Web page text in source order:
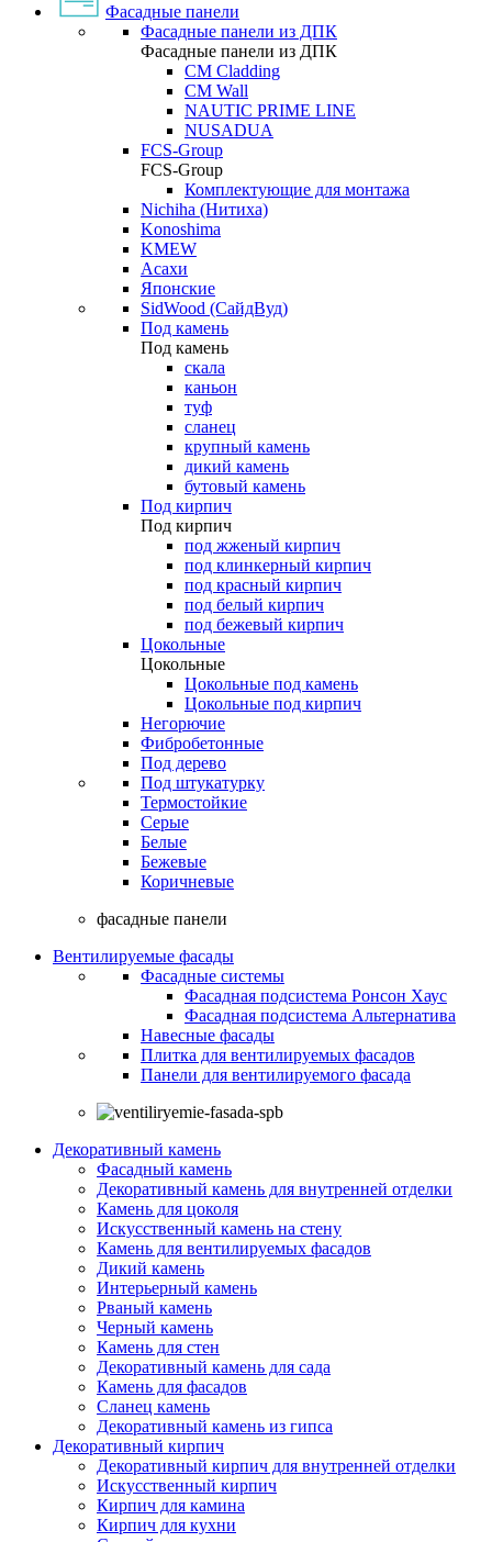
Фасадные панели
Фасадные панели из ДПК
Фасадные панели из ДПК
CM Cladding
CM Wall
NAUTIC PRIME LINE
NUSADUA
FCS-Group
FCS-Group
Комплектующие для монтажа
Nichiha (Нитиха)
Konoshima
KMEW
Асахи
Японские
SidWood (СайдВуд)
Под камень
Под камень
скала
каньон
туф
сланец
крупный камень
дикий камень
бутовый камень
Под кирпич
Под кирпич
под жженый кирпич
под клинкерный кирпич
под красный кирпич
под белый кирпич
под бежевый кирпич
Цокольные
Цокольные
Цокольные под камень
Цокольные под кирпич
Негорючие
Фибробетонные
Под дерево
Под штукатурку
Термостойкие
Серые
Белые
Бежевые
Коричневые
фасадные панели
Вентилируемые фасады
Фасадные системы
Фасадная подсистема Ронсон Хаус
Фасадная подсистема Альтернатива
Навесные фасады
Плитка для вентилируемых фасадов
Панели для вентилируемого фасада
Декоративный камень
Фасадный камень
Декоративный камень для внутренней отделки
Камень для цоколя
Искусственный камень на стену
Камень для вентилируемых фасадов
Дикий камень
Интерьерный камень
Рваный камень
Черный камень
Камень для стен
Декоративный камень для сада
Камень для фасадов
Сланец камень
Декоративный камень из гипса
Декоративный кирпич
Декоративный кирпич для внутренней отделки
Искусственный кирпич
Кирпич для камина
Кирпич для кухни